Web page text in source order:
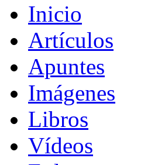
Inicio
Artículos
Apuntes
Imágenes
Libros
Vídeos